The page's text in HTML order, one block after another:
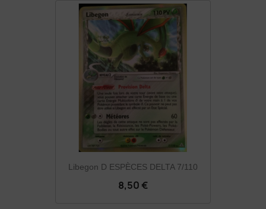
Libegon D ESPÈCES DELTA 7/110
8,50 €